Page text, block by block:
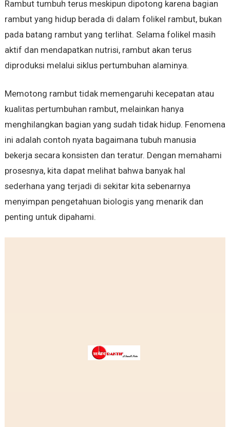
Rambut tumbuh terus meskipun dipotong karena bagian
rambut yang hidup berada di dalam folikel rambut, bukan
pada batang rambut yang terlihat. Selama folikel masih
aktif dan mendapatkan nutrisi, rambut akan terus
diproduksi melalui siklus pertumbuhan alaminya.
Memotong rambut tidak memengaruhi kecepatan atau
kualitas pertumbuhan rambut, melainkan hanya
menghilangkan bagian yang sudah tidak hidup. Fenomena
ini adalah contoh nyata bagaimana tubuh manusia
bekerja secara konsisten dan teratur. Dengan memahami
prosesnya, kita dapat melihat bahwa banyak hal
sederhana yang terjadi di sekitar kita sebenarnya
menyimpan pengetahuan biologis yang menarik dan
penting untuk dipahami.